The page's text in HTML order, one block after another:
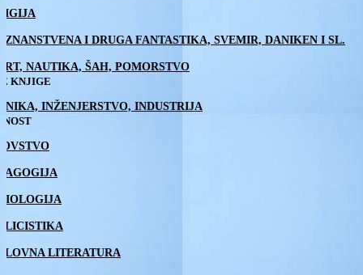
ZNANSTVENA I DRUGA FANTASTIKA, SVEMIR, DANIKEN I SL.
NAUTIKA, ŠAH, POMORSTVO
KNJIGE
INŽENJERSTVO, INDUSTRIJA
LITERATURA